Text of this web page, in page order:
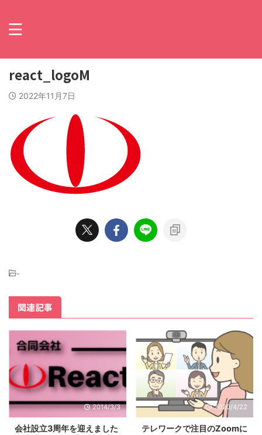
react_logoM
2022年11月7日
-
関連記事
2014/3/3
会社設立3周年を迎えました
2020/4/22
テレワークで注目のZoomに